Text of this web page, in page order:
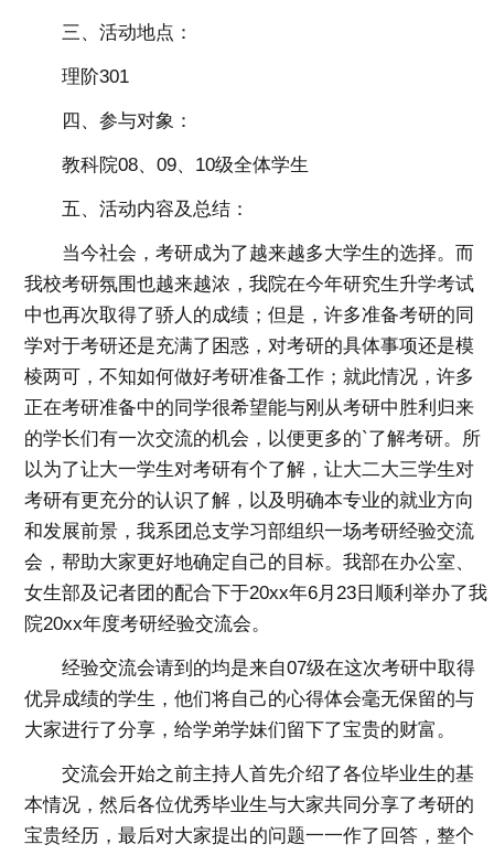
三、活动地点：
理阶301
四、参与对象：
教科院08、09、10级全体学生
五、活动内容及总结：
当今社会，考研成为了越来越多大学生的选择。而
我校考研氛围也越来越浓，我院在今年研究生升学考试
中也再次取得了骄人的成绩；但是，许多准备考研的同
学对于考研还是充满了困惑，对考研的具体事项还是模
棱两可，不知如何做好考研准备工作；就此情况，许多
正在考研准备中的同学很希望能与刚从考研中胜利归来
的学长们有一次交流的机会，以便更多的`了解考研。所
以为了让大一学生对考研有个了解，让大二大三学生对
考研有更充分的认识了解，以及明确本专业的就业方向
和发展前景，我系团总支学习部组织一场考研经验交流
会，帮助大家更好地确定自己的目标。我部在办公室、
女生部及记者团的配合下于20xx年6月23日顺利举办了我
院20xx年度考研经验交流会。
经验交流会请到的均是来自07级在这次考研中取得
优异成绩的学生，他们将自己的心得体会毫无保留的与
大家进行了分享，给学弟学妹们留下了宝贵的财富。
交流会开始之前主持人首先介绍了各位毕业生的基
本情况，然后各位优秀毕业生与大家共同分享了考研的
宝贵经历，最后对大家提出的问题一一作了回答，整个